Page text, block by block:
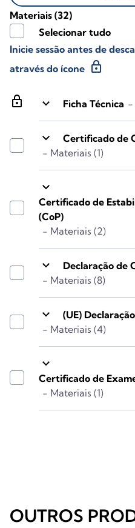
lock keyboard_arrow_down Ficha Técnica -
keyboard_arrow_down
Certificado de
- Materiais (1)
keyboard_arrow_down
Certificado de
(CoP)
- Materiais (2)
keyboard_arrow_down
Declaração de
- Materiais (8)
keyboard_arrow_down
(UE)
- Materiais (4)
keyboard_arrow_down
Certificado de
- Materiais (1)
Materiais (32)
Selecionar tudo
Inicie sessão antes de
através do ícone lock
OUTROS